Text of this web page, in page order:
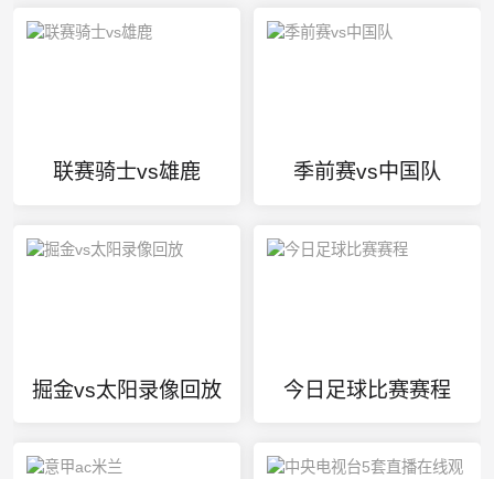
联赛骑士vs雄鹿 季前赛vs中国队
掘金vs太阳录像回放 今日足球比赛赛程